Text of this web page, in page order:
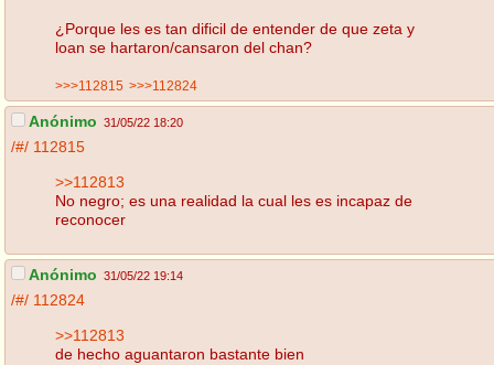
¿Porque les es tan dificil de entender de que zeta y
loan se hartaron/cansaron del chan?
>>>112815 >>>112824
Anónimo 31/05/22 18:20
/#/ 112815
>>112813
No negro; es una realidad la cual les es incapaz de
reconocer
Anónimo 31/05/22 19:14
/#/ 112824
>>112813
de hecho aguantaron bastante bien